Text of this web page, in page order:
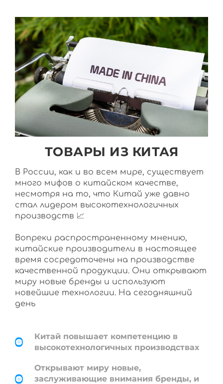
ТОВАРЫ ИЗ КИТАЯ
В России, как и во всем мире, существует
много мифов о китайском качестве,
несмотря на то, что Китай уже давно
стал лидером высокотехнологичных
производств 📈
Вопреки распространенному мнению,
китайские производители в настоящее
время сосредоточены на производстве
качественной продукции. Они открывают
миру новые бренды и используют
новейшие технологии. На сегодняшний
день
Китай повышает компетенцию в
высокотехнологичных производствах
Открывают миру новые,
заслуживающие внимания бренды, и